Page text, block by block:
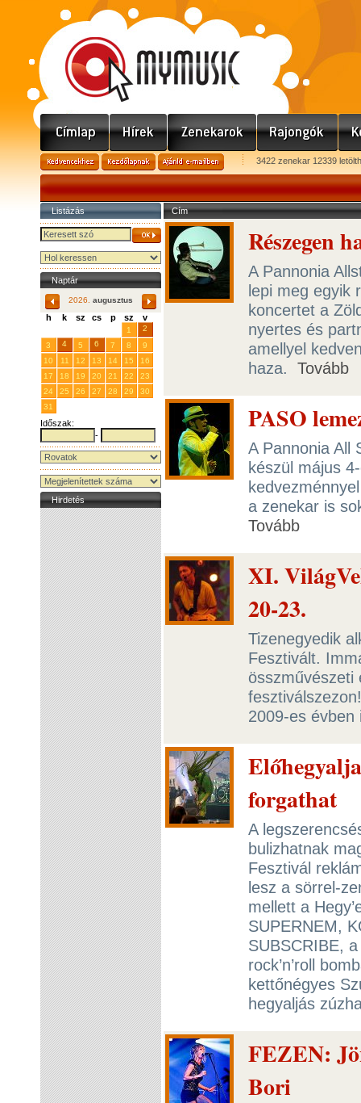
3422 zenekar 12339
Listázás
Naptár
2026. augusztus
h k sz cs p sz v
1
2
3
4 5 6 7 8
9
10
11 12 13 14 15
16
17
18 19 20 21 22
23
24
25 26 27 28 29
30
31
Időszak:
-
Hirdetés
Cím
Részegen
A Pannonia
lepi meg egyik
koncertet a
nyertes és
amellyel
haza. Tovább
PASO
A Pannonia All
készül május
a zenekar is
Tovább
XI.
20-23.
Tizenegyedik
Fesztivált.
összművészeti
2009-es
forgathat
A
bulizhatnak
Fesztivál
lesz a sörrel-
mellett a
SUPERNEM,
SUBSCRIBE,
rock’n’roll
kettőnégyes
hegyaljás
FEZEN:
Bori